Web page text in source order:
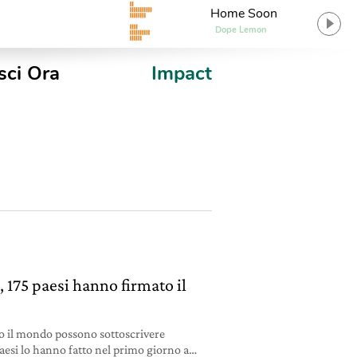
Home Soon
Dope Lemon
Ora Impact
175 paesi hanno firmato il
il mondo possono sottoscrivere
lo hanno fatto nel primo giorno a